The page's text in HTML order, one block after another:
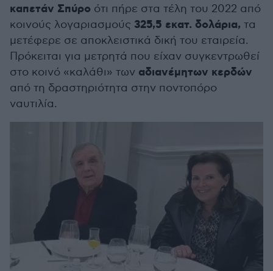
καπετάν Σπύρο ότι πήρε στα τέλη του 2022 από
κοινούς λογαριασμούς 325,5 εκατ. δολάρια, τα
μετέφερε σε αποκλειστικά δική του εταιρεία.
Πρόκειται για μετρητά που είχαν συγκεντρωθεί
στο κοινό «καλάθι» των αδιανέμητων κερδών
από τη δραστηριότητα στην ποντοπόρο
ναυτιλία.